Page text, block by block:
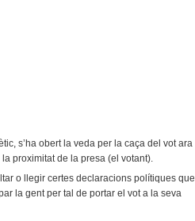
s’ha obert la veda per la caça del vot ara
proximitat de la presa (el votant).
o llegir certes declaracions polítiques que
la gent per tal de portar el vot a la seva